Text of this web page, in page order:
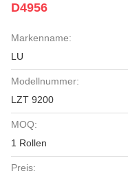
D4956
Markenname:
LU
Modellnummer:
LZT 9200
MOQ:
1 Rollen
Preis: